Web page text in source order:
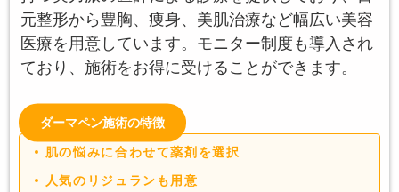
元整形から豊胸、痩身、美肌治療など幅広い美容
医療を用意しています。モニター制度も導入され
ており、施術をお得に受けることができます。
ダーマペン施術の特徴
肌の悩みに合わせて薬剤を選択
人気のリジュランも用意